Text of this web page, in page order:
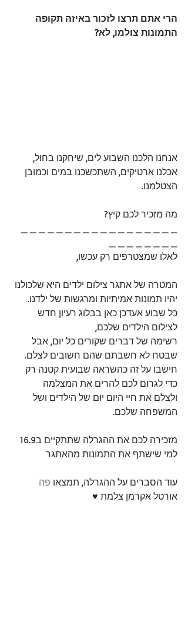
הרי אתם תרצו לזכור באיזה תקופה
התמונות צולמו, לא?
אנחנו הלכנו השבוע לים, שיחקנו בחול,
אכלנו ארטיקים, השתכשכנו במים וכמובן
הצטלמנו.
מה מזכיר לכם קיץ?
לאלו שמצטרפים רק עכשו,
המטרה של אתגר צילום ילדים היא שלכולנו
יהיו תמונות אמיתיות ומרגשות של ילדנו.
כל שבוע אעדכן כאן בבלוג רעיון חדש
לצילום הילדים שלכם,
רשימה של דברים שקורים כל יום, אבל
שבטח לא חשבתם שהם חשובים לצלם.
חישבו על זה כהשראה שבועית קטנה רק
כדי לגרום לכם להרים את המצלמה
ולצלם את חיי היום יום של הילדים ושל
המשפחה שלכם.
למי שישתף את התמונות מהאתגר
עוד הסברים על ההגרלה, תמצאו פה
אורטל אקרמן צלמת ♥